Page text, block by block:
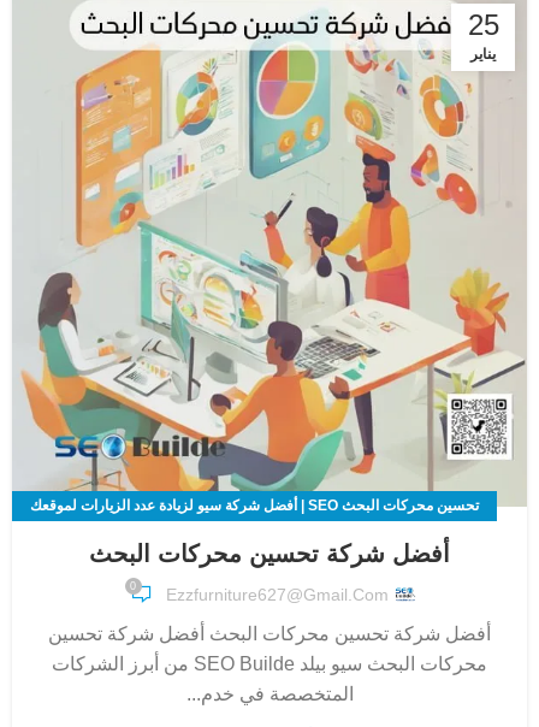
25
يناير
تحسين محركات البحث SEO | أفضل شركة سيو لزيادة عدد الزيارات لموقعك
أفضل شركة تحسين محركات البحث
Ezzfurniture627@gmail.com
0
أفضل شركة تحسين محركات البحث أفضل شركة تحسين
محركات البحث سيو بيلد SEO Builde من أبرز الشركات
المتخصصة في خدم...